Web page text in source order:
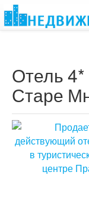
Отель 4*
Старе